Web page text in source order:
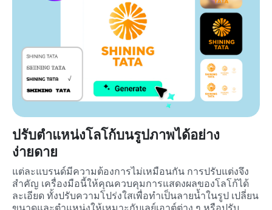
ปรับตำแหน่งโลโก้บนรูปภาพได้อย่าง
ง่ายดาย
แต่ละแบรนด์มีความต้องการไม่เหมือนกัน การปรับแต่งจึง
สำคัญ เครื่องมือนี้ให้คุณควบคุมการแสดงผลของโลโก้ได้
ละเอียด ทั้งปรับความโปร่งใสเพื่อทำเป็นลายน้ำในรูป เปลี่ยน
ขนาดและตำแหน่งให้เหมาะกับเลย์เอาต์ต่าง ๆ หรือปรับ